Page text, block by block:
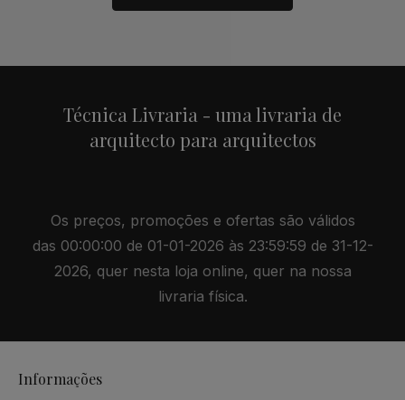
Técnica Livraria - uma livraria de
arquitecto para arquitectos
Os preços, promoções e ofertas são válidos
das 00:00:00 de 01-01-2026 às 23:59:59 de 31-12-
2026, quer nesta loja online, quer na nossa
livraria física.
Informações